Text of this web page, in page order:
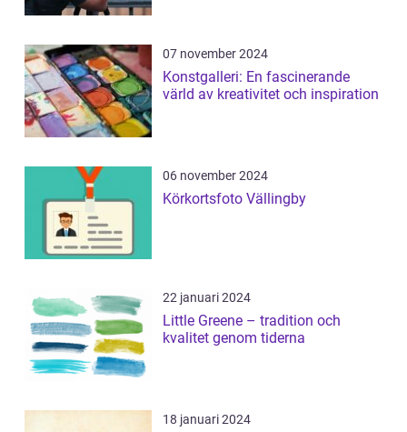
07 november 2024
Konstgalleri: En fascinerande
värld av kreativitet och inspiration
06 november 2024
Körkortsfoto Vällingby
22 januari 2024
Little Greene – tradition och
kvalitet genom tiderna
18 januari 2024